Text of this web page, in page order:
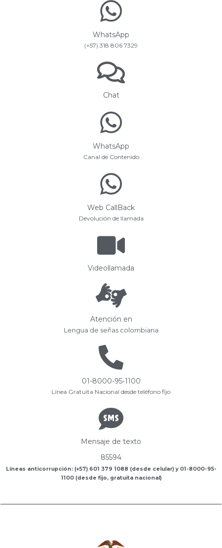
WhatsApp
(+57) 318 806 7329
Chat
WhatsApp
Canal de Contenido
Web CallBack
Devolución de llamada
Videollamada
Atención en
Lengua de señas colombiana
01-8000-95-1100
Línea Gratuita Nacional desde teléfono fijo
Mensaje de texto
85594
Líneas anticorrupción: (+57) 601 379 1088 (desde celular) y 01-8000-95-
1100 (desde fijo, gratuita nacional)